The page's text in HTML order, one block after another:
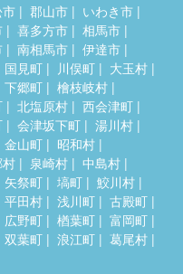
郡山市
いわき市
喜多方市
相馬市
南相馬市
伊達市
国見町 川俣町
大玉村
下郷町
檜枝岐村
北塩原村
西会津町
会津坂下町
湯川村
金山町
昭和村
泉崎村
中島村
矢祭町 塙町
鮫川村
平田村 浅川町
古殿町
広野町 楢葉町
富岡町
双葉町 浪江町
葛尾村